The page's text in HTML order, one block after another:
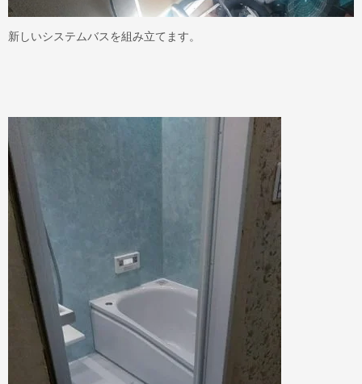
新しいシステムバスを組み立てます。